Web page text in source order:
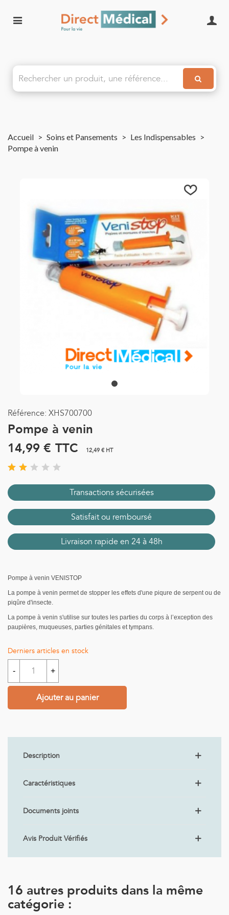
Accueil > Soins et Pansements > Les Indispensables >
Pompe à venin
Référence: XHS700700
Pompe à venin
14,99 € TTC 12,49 € HT
Transactions sécurisées
Satisfait ou remboursé
Livraison rapide en 24 à 48h
Pompe à venin VENISTOP
La pompe à venin permet de stopper les effets d'une piqure de serpent ou de
piqûre d'insecte.
La pompe à venin s'utilise sur toutes les parties du corps à l’exception des
paupières, muqueuses, parties génitales et tympans.
Derniers articles en stock
- +
Ajouter au panier
Description
Caractéristiques
Documents joints
Avis Produit Vérifiés
16 autres produits dans la même
catégorie :